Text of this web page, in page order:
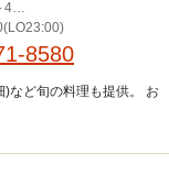
8580
など旬の料理も提供。 お